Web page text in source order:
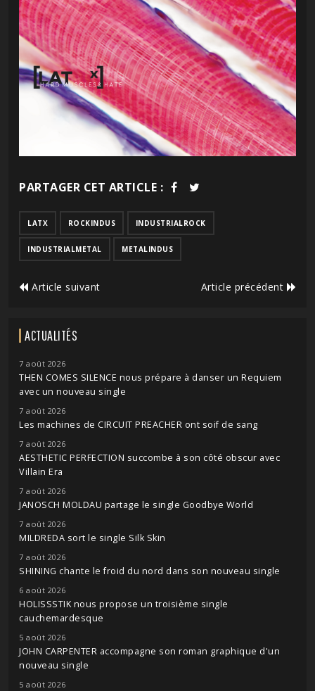
PARTAGER CET ARTICLE :
LATX ROCKINDUS INDUSTRIALROCK
INDUSTRIALMETAL METALINDUS
Article suivant Article précédent
ACTUALITÉS
7 août 2026
THEN COMES SILENCE nous prépare à danser un Requiem
avec un nouveau single
7 août 2026
Les machines de CIRCUIT PREACHER ont soif de sang
7 août 2026
AESTHETIC PERFECTION succombe à son côté obscur avec
Villain Era
7 août 2026
JANOSCH MOLDAU partage le single Goodbye World
7 août 2026
MILDREDA sort le single Silk Skin
7 août 2026
SHINING chante le froid du nord dans son nouveau single
6 août 2026
HOLISSSTIK nous propose un troisième single
cauchemardesque
5 août 2026
JOHN CARPENTER accompagne son roman graphique d'un
nouveau single
5 août 2026